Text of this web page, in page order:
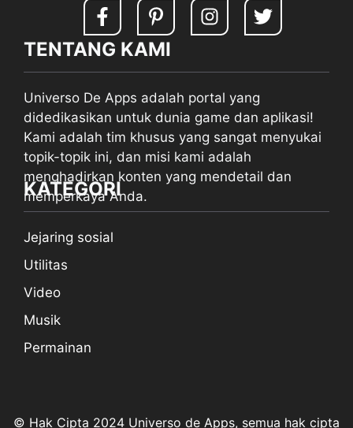
TENTANG KAMI
Universo De Apps adalah portal yang
didedikasikan untuk dunia game dan aplikasi!
Kami adalah tim khusus yang sangat menyukai
topik-topik ini, dan misi kami adalah
menghadirkan konten yang mendetail dan
memperkaya Anda.
KATEGORI
Jejaring sosial
Utilitas
Video
Musik
Permainan
© Hak Cipta 2024 Universo de Apps, semua hak cipta